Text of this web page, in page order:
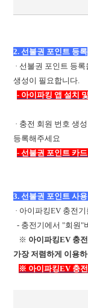
2. 선불권 포인트 등록
· 선불권 포인트 등
생성이 필요합니다.
- 아이파킹 앱 설치
· 충전 회원 번호 생
등록해주세요
- 선불권 포인트 카
3. 선불권 포인트 사
· 아이파킹EV 충전
- 충전기에서 "회원"
※ 아이파킹EV 충
가장 저렴하게 이용
※ 아이파킹EV 충